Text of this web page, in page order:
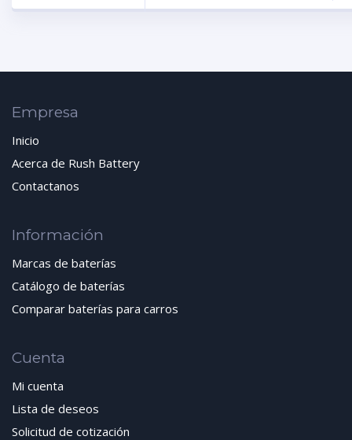
Empresa
Inicio
Acerca de Rush Battery
Contactanos
Información
Marcas de baterías
Catálogo de baterías
Comparar baterías para carros
Cuenta
Mi cuenta
Lista de deseos
Solicitud de cotización